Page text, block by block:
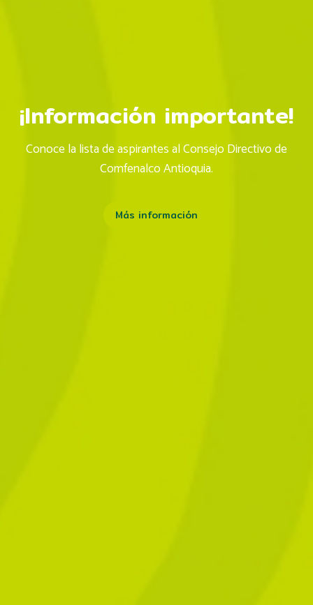
¡Celebramos el mes de
las Personas Mayores!
Una agenda para todos los gustos
Descubre más